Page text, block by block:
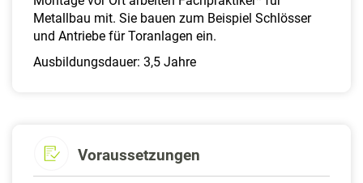
Metallbau mit. Sie bauen zum Beispiel Schlösser
und Antriebe für Toranlagen ein.
Ausbildungsdauer: 3,5 Jahre
Voraussetzungen